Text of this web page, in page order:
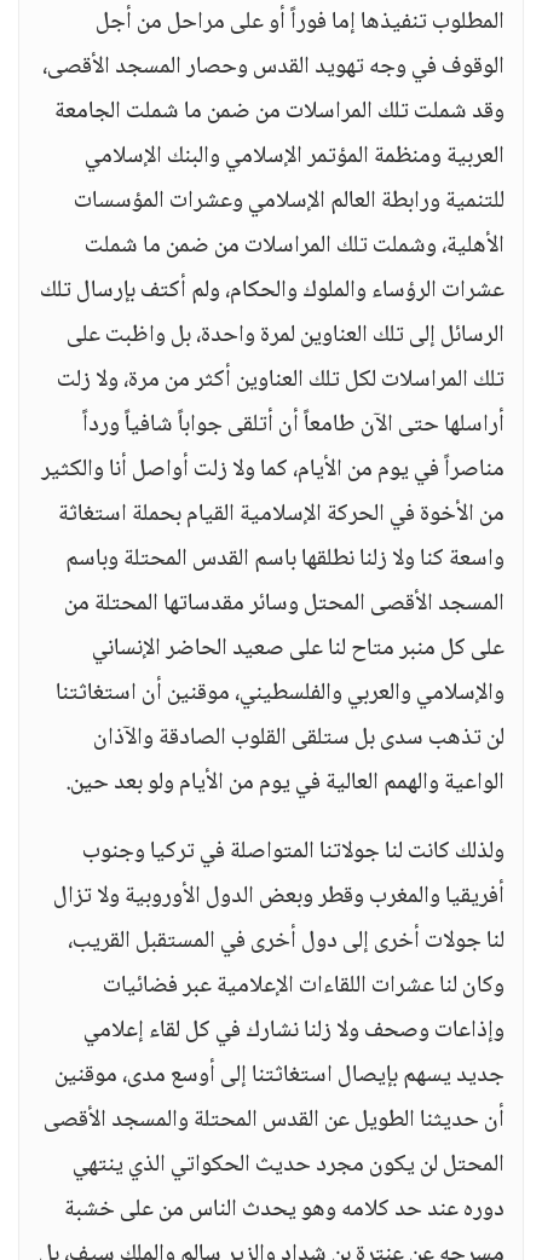
المطلوب تنفيذها إما فوراً أو على مراحل من أجل
الوقوف في وجه تهويد القدس وحصار المسجد الأقصى،
وقد شملت تلك المراسلات من ضمن ما شملت الجامعة
العربية ومنظمة المؤتمر الإسلامي والبنك الإسلامي
للتنمية ورابطة العالم الإسلامي وعشرات المؤسسات
الأهلية، وشملت تلك المراسلات من ضمن ما شملت
عشرات الرؤساء والملوك والحكام، ولم أكتف بإرسال تلك
الرسائل إلى تلك العناوين لمرة واحدة، بل واظبت على
تلك المراسلات لكل تلك العناوين أكثر من مرة، ولا زلت
أراسلها حتى الآن طامعاً أن أتلقى جواباً شافياً ورداً
مناصراً في يوم من الأيام، كما ولا زلت أواصل أنا والكثير
من الأخوة في الحركة الإسلامية القيام بحملة استغاثة
واسعة كنا ولا زلنا نطلقها باسم القدس المحتلة وباسم
المسجد الأقصى المحتل وسائر مقدساتها المحتلة من
على كل منبر متاح لنا على صعيد الحاضر الإنساني
والإسلامي والعربي والفلسطيني، موقنين أن استغاثتنا
لن تذهب سدى بل ستلقى القلوب الصادقة والآذان
الواعية والهمم العالية في يوم من الأيام ولو بعد حين.
ولذلك كانت لنا جولاتنا المتواصلة في تركيا وجنوب
أفريقيا والمغرب وقطر وبعض الدول الأوروبية ولا تزال
لنا جولات أخرى إلى دول أخرى في المستقبل القريب،
وكان لنا عشرات اللقاءات الإعلامية عبر فضائيات
وإذاعات وصحف ولا زلنا نشارك في كل لقاء إعلامي
جديد يسهم بإيصال استغاثتنا إلى أوسع مدى، موقنين
أن حديثنا الطويل عن القدس المحتلة والمسجد الأقصى
المحتل لن يكون مجرد حديث الحكواتي الذي ينتهي
دوره عند حد كلامه وهو يحدث الناس من على خشبة